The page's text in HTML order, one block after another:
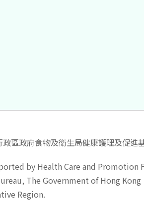
區政府食物及衛生局健康護理及促進
by Health Care and Promotion
The Government of Hong Kong
Region.